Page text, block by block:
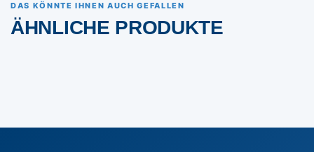
DAS KÖNNTE IHNEN AUCH GEFALLEN
ÄHNLICHE PRODUKTE